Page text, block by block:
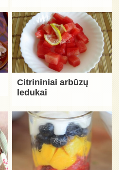
Citrininiai arbūzų
ledukai